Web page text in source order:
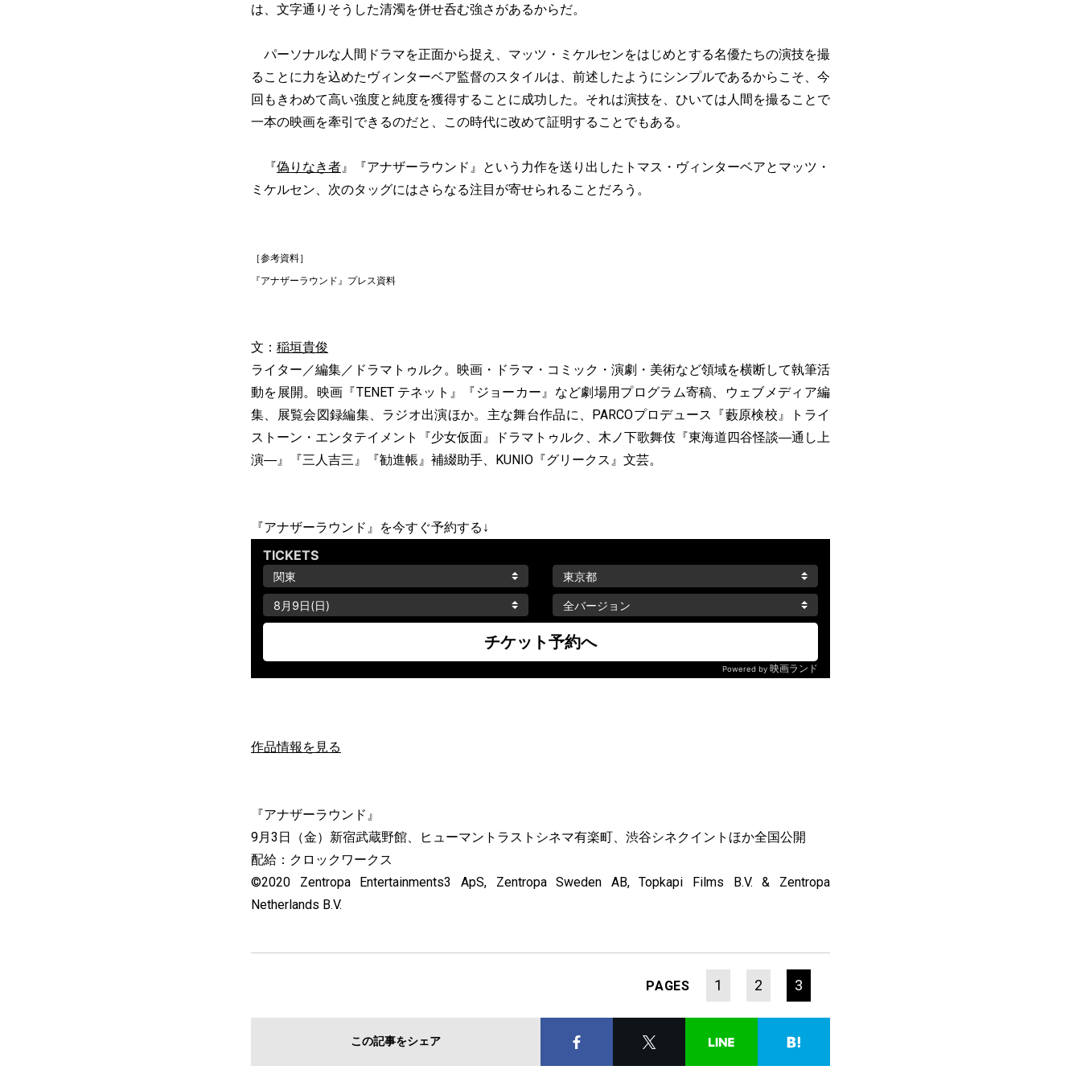
は、文字通りそうした清濁を併せ呑む強さがあるからだ。
パーソナルな人間ドラマを正面から捉え、マッツ・ミケルセンをはじめとする名優たちの演技を撮
ることに力を込めたヴィンターベア監督のスタイルは、前述したようにシンプルであるからこそ、今
回もきわめて高い強度と純度を獲得することに成功した。それは演技を、ひいては人間を撮ることで
一本の映画を牽引できるのだと、この時代に改めて証明することでもある。
『偽りなき者』『アナザーラウンド』という力作を送り出したトマス・ヴィンターベアとマッツ・
ミケルセン、次のタッグにはさらなる注目が寄せられることだろう。
［参考資料］
『アナザーラウンド』プレス資料
文： 稲垣貴俊
ライター／編集／ドラマトゥルク。映画・ドラマ・コミック・演劇・美術など領域を横断して執筆活
動を展開。映画『TENET テネット』『ジョーカー』など劇場用プログラム寄稿、ウェブメディア編
集、展覧会図録編集、ラジオ出演ほか。主な舞台作品に、PARCOプロデュース『藪原検校』トライ
ストーン・エンタテイメント『少女仮面』ドラマトゥルク、木ノ下歌舞伎『東海道四谷怪談―通し上
演―』『三人吉三』『勧進帳』補綴助手、KUNIO『グリークス』文芸。
『アナザーラウンド』を今すぐ予約する↓
作品情報を見る
『アナザーラウンド』
9月3日（金）新宿武蔵野館、ヒューマントラストシネマ有楽町、渋谷シネクイントほか全国公開
配給：クロックワークス
©2020 Zentropa Entertainments3 ApS, Zentropa Sweden AB, Topkapi Films B.V. & Zentropa
Netherlands B.V.
PAGES 1 2 3
この記事をシェア